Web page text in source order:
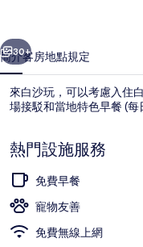
相
片
集
個 下一個
30+
簡介客房地點規定
來白沙玩，可以考慮入住
場接駁和當地特色早餐 (每
熱門設施服務
免費早餐
寵物友善
免費無線上網